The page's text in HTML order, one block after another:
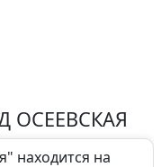
ОСЕЕВСКАЯ
находится на